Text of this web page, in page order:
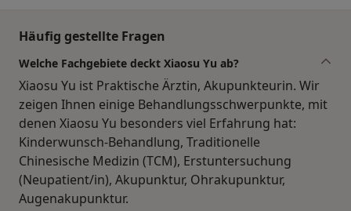
Häufig gestellte Fragen
Welche Fachgebiete deckt Xiaosu Yu ab?
Xiaosu Yu ist Praktische Ärztin, Akupunkteurin. Wir
zeigen Ihnen einige Behandlungsschwerpunkte, mit
denen Xiaosu Yu besonders viel Erfahrung hat:
Kinderwunsch-Behandlung, Traditionelle
Chinesische Medizin (TCM), Erstuntersuchung
(Neupatient/in), Akupunktur, Ohrakupunktur,
Augenakupunktur.